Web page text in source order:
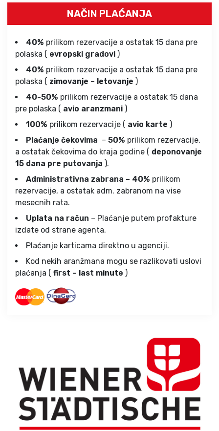
NAČIN PLAĆANJA
40% prilikom rezervacije a ostatak 15 dana pre
polaska ( evropski gradovi )
40% prilikom rezervacije a ostatak 15 dana pre
polaska ( zimovanje – letovanje )
40-50% prilikom rezervacije a ostatak 15 dana
pre polaska ( avio aranzmani )
100% prilikom rezervacije ( avio karte )
Plaćanje čekovima – 50% prilikom rezervacije,
a ostatak čekovima do kraja godine ( deponovanje
15 dana pre putovanja ).
Administrativna zabrana – 40% prilikom
rezervacije, a ostatak adm. zabranom na vise
mesecnih rata.
Uplata na račun – Plaćanje putem profakture
izdate od strane agenta.
Plaćanje karticama direktno u agenciji.
Kod nekih aranžmana mogu se razlikovati uslovi
plaćanja ( first – last minute )